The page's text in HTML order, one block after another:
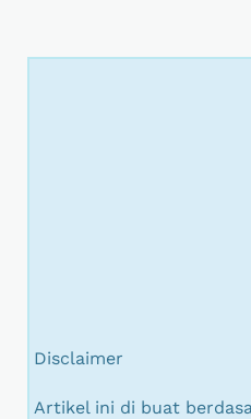
Disclaimer
Artikel ini di buat